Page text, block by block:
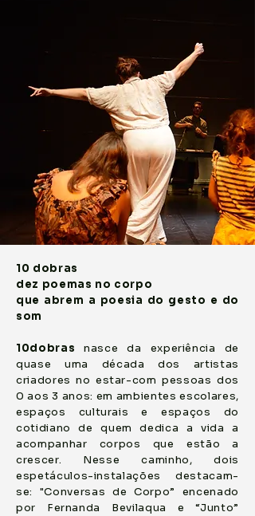
10 dobras
dez poemas no corpo
que abrem a poesia do gesto e do
som
10dobras nasce da experiência de
quase uma década dos artistas
criadores no estar-com pessoas dos
0 aos 3 anos: em ambientes escolares,
espaços culturais e espaços do
cotidiano de quem dedica a vida a
acompanhar corpos que estão a
crescer. Nesse caminho, dois
espetáculos-instalações destacam-
se: "Conversas de Corpo” encenado
por Fernanda Bevilaqua e “Junto”